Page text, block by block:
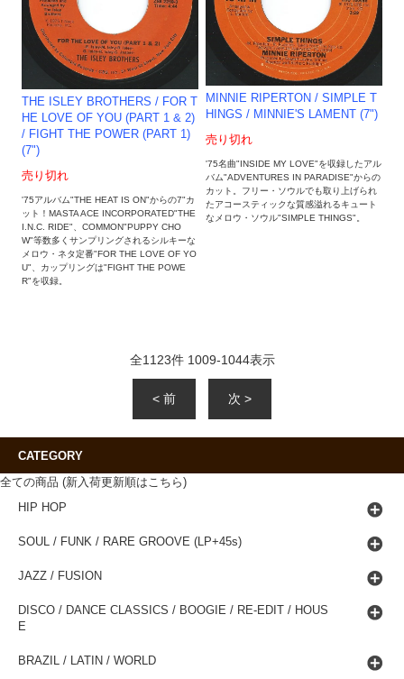
THE ISLEY BROTHERS / FOR T
HE LOVE OF YOU (PART 1 & 2)
/ FIGHT THE POWER (PART 1)
(7")
売り切れ
'75アルバム"THE HEAT IS ON"からの7"カ
ット！MASTA ACE INCORPORATED"THE
I.N.C. RIDE"、COMMON"PUPPY CHO
W"等数多くサンプリングされるシルキーな
メロウ・ネタ定番"FOR THE LOVE OF YO
U"、カップリングは"FIGHT THE POWE
R"を収録。
MINNIE RIPERTON / SIMPLE T
HINGS / MINNIE'S LAMENT (7")
売り切れ
'75名曲"INSIDE MY LOVE"を収録したアル
バム"ADVENTURES IN PARADISE"からの
カット。フリー・ソウルでも取り上げられ
たアコースティックな質感溢れるキュート
なメロウ・ソウル"SIMPLE THINGS"。
全1123件 1009-1044表示
< 前 次 >
CATEGORY
全ての商品 (新入荷更新順はこちら)
HIP HOP
SOUL / FUNK / RARE GROOVE (LP+45s)
JAZZ / FUSION
DISCO / DANCE CLASSICS / BOOGIE / RE-EDIT / HOUS
E
BRAZIL / LATIN / WORLD